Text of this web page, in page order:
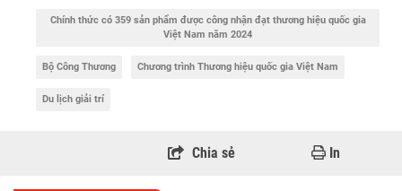
Chính thức có 359 sản phẩm được công nhận đạt thương hiệu quốc gia
Việt Nam năm 2024
Bộ Công Thương Chương trình Thương hiệu quốc gia Việt Nam
Du lịch giải trí
Chia sẻ In